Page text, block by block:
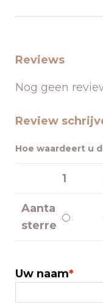
Reviews
Nog geen
Review
Hoe waardeert u
1
Aantal
sterren
*
Uw naam